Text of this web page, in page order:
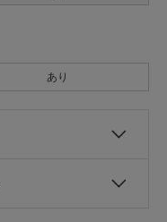
あり